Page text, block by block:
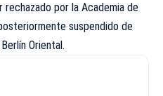
por la Academia de
suspendido de
Oriental.